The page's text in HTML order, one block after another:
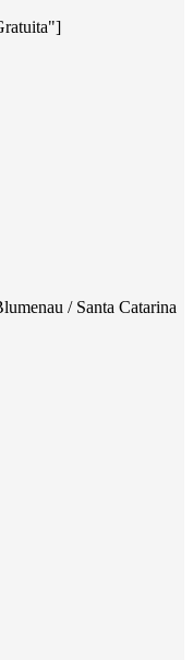
/ Santa Catarina